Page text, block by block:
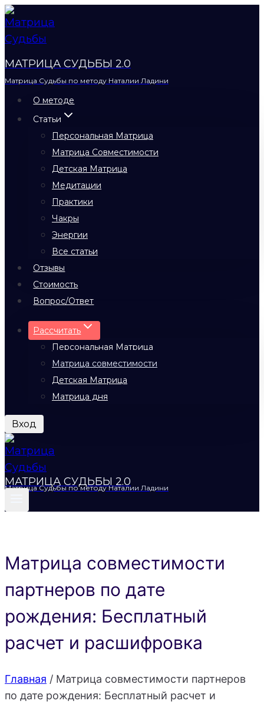
Перейти
к
содержимому
МАТРИЦА СУДЬБЫ 2.0
Матрица Судьбы по методу Наталии Ладини
О методе
Статьи
Персональная Матрица
Матрица Совместимости
Детская Матрица
Медитации
Практики
Чакры
Энергии
Все статьи
Отзывы
Стоимость
Вопрос/Ответ
Рассчитать
Персональная Матрица
Матрица совместимости
Детская Матрица
Матрица дня
Вход
МАТРИЦА СУДЬБЫ 2.0
Матрица Судьбы по методу Наталии Ладини
Матрица совместимости
партнеров по дате
рождения: Бесплатный
расчет и расшифровка
Главная / Матрица совместимости партнеров
по дате рождения: Бесплатный расчет и